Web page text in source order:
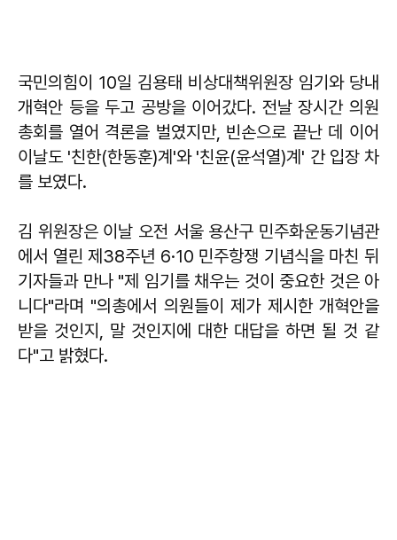
국민의힘이 10일 김용태 비상대책위원장 임기와 당내
개혁안 등을 두고 공방을 이어갔다. 전날 장시간 의원
총회를 열어 격론을 벌였지만, 빈손으로 끝난 데 이어
이날도 '친한(한동훈)계'와 '친윤(윤석열)계' 간 입장 차
를 보였다.
김 위원장은 이날 오전 서울 용산구 민주화운동기념관
에서 열린 제38주년 6·10 민주항쟁 기념식을 마친 뒤
기자들과 만나 "제 임기를 채우는 것이 중요한 것은 아
니다"라며 "의총에서 의원들이 제가 제시한 개혁안을
받을 것인지, 말 것인지에 대한 대답을 하면 될 것 같
다"고 밝혔다.